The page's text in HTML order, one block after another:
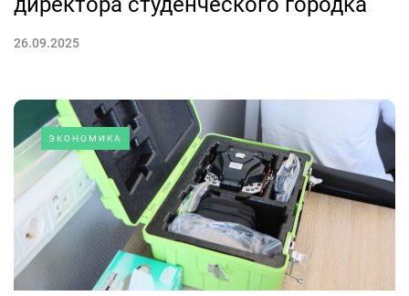
26.09.2025
ЭКОНОМИКА